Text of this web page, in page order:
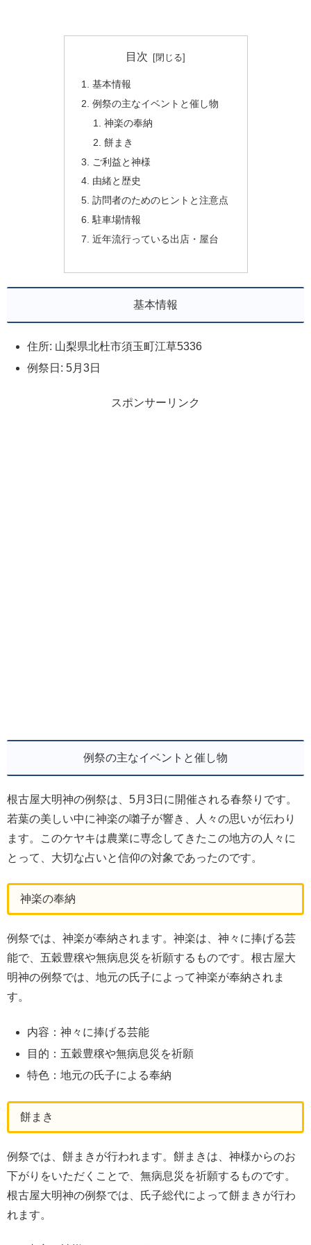
目次
基本情報
例祭の主なイベントと催し物
神楽の奉納
餅まき
ご利益と神様
由緒と歴史
訪問者のためのヒントと注意点
駐車場情報
近年流行っている出店・屋台
基本情報
住所: 山梨県北杜市須玉町江草5336
例祭日: 5月3日
スポンサーリンク
例祭の主なイベントと催し物
根古屋大明神の例祭は、5月3日に開催される春祭りです。
若葉の美しい中に神楽の囃子が響き、人々の思いが伝わり
ます。このケヤキは農業に専念してきたこの地方の人々に
とって、大切な占いと信仰の対象であったのです。
神楽の奉納
例祭では、神楽が奉納されます。神楽は、神々に捧げる芸
能で、五穀豊穣や無病息災を祈願するものです。根古屋大
明神の例祭では、地元の氏子によって神楽が奉納されま
す。
内容：神々に捧げる芸能
目的：五穀豊穣や無病息災を祈願
特色：地元の氏子による奉納
餅まき
例祭では、餅まきが行われます。餅まきは、神様からのお
下がりをいただくことで、無病息災を祈願するものです。
根古屋大明神の例祭では、氏子総代によって餅まきが行わ
れます。